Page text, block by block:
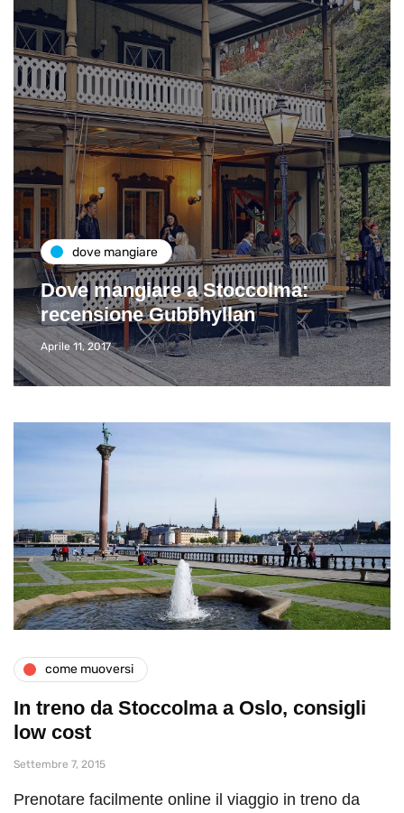
dove mangiare
Dove mangiare a Stoccolma:
recensione Gubbhyllan
Aprile 11, 2017
come muoversi
In treno da Stoccolma a Oslo, consigli
low cost
Settembre 7, 2015
Prenotare facilmente online il viaggio in treno da